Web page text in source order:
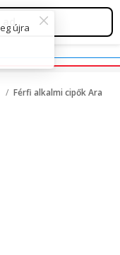
újra
Férfi alkalmi cipők Ara